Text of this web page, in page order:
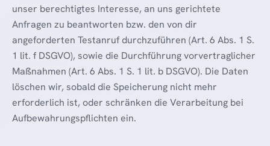
unser berechtigtes Interesse, an uns gerichtete
Anfragen zu beantworten bzw. den von dir
angeforderten Testanruf durchzuführen (Art. 6 Abs. 1 S.
1 lit. f DSGVO), sowie die Durchführung vorvertraglicher
Maßnahmen (Art. 6 Abs. 1 S. 1 lit. b DSGVO). Die Daten
löschen wir, sobald die Speicherung nicht mehr
erforderlich ist, oder schränken die Verarbeitung bei
Aufbewahrungspflichten ein.